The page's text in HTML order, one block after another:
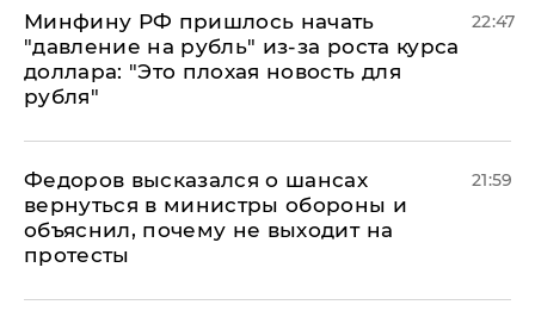
Минфину РФ пришлось начать
"давление на рубль" из-за роста курса
доллара: "Это плохая новость для
рубля"
22:47
Федоров высказался о шансах
вернуться в министры обороны и
объяснил, почему не выходит на
протесты
21:59